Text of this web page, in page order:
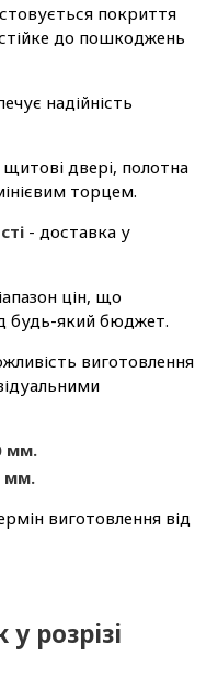
покриття
до пошкоджень
надійність
щитові двері, полотна
торцем.
- доставка у
цін, що
будь-який бюджет.
виготовлення
мм.
мм.
виготовлення від
розрізі